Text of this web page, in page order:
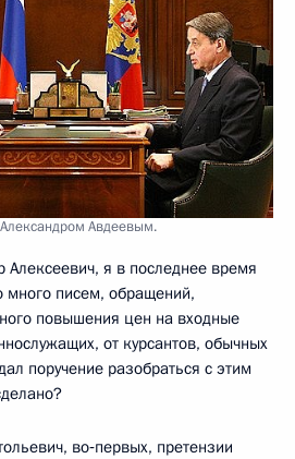
Авдеевым.
я в последнее время
много писем, обращений,
повышения цен на входные
от курсантов, обычных
поручение разобраться с этим
во‑первых, претензии